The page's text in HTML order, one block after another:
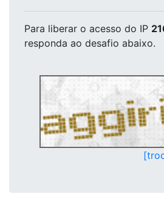
Para liberar o acesso do IP
responda ao desafio abaixo.